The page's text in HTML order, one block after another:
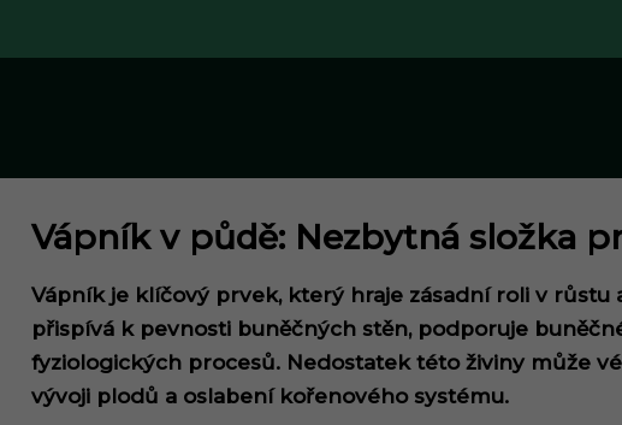
Vápník v půdě: Nezbytná složka
Vápník je klíčový prvek, který hraje zásadní roli v růstu
přispívá k pevnosti buněčných stěn, podporuje
fyziologických procesů. Nedostatek této živiny může
vývoji plodů a oslabení kořenového systému.